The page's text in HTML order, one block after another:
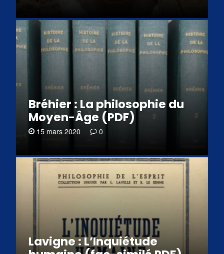
Bréhier : La philosophie du
Moyen-Âge (PDF)
15 mars 2020 0
Lavigne : L’Inquiétude